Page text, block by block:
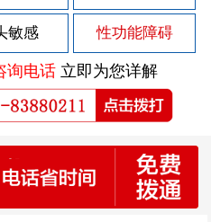
敏感 性功能障碍
询电话立即为您详解